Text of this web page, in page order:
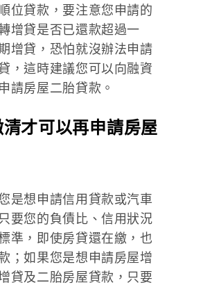
位貸款，要注意您申請的
增貸是否已還款超過一
增貸，恐怕就沒辦法申請
，這時建議您可以向融資
請房屋二胎貸款。
才可以再申請房屋
是想申請信用貸款或汽車
要您的負債比、信用狀況
準，即使房貸還在繳，也
；如果您是想申請房屋增
貸及二胎房屋貸款，只要